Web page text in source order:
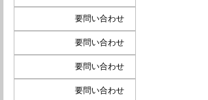
要問い合わせ
要問い合わせ
要問い合わせ
要問い合わせ